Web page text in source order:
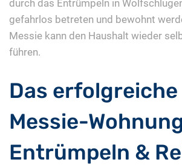
durch das Entrümpeln in
gefahrlos betreten und bewohnt
Messie kann den Haushalt wieder
führen.
Das erfolgreiche
Messie-
Entrümpeln &